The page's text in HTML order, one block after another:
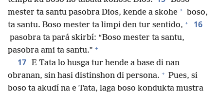
mester ta santu pasobra Dios, kende a skohe * boso,
ta santu. Boso mester ta limpi den tur sentido, + 16
pasobra ta pará skirbí: “Boso mester ta santu,
pasobra ami ta santu.” +
17 E Tata lo husga tur hende a base di nan
obranan, sin hasi distinshon di persona. + Pues, si
boso ta akudí na e Tata, laga boso kondukta mustra